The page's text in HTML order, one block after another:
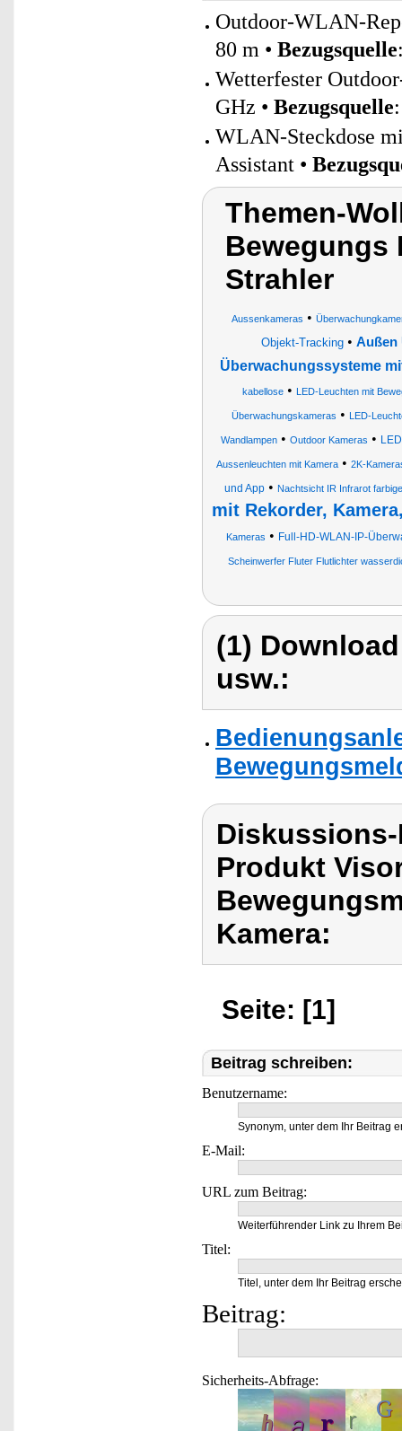
Outdoor-WLAN-
80 m • Bezugsquelle
Wetterfester
GHz • Bezugsquelle
WLAN-Steckdose
Assistant •
Themen-
Bewegungs
Strahler
Aussenkameras •
Objekt-Tracking• Außen
Überwachungssysteme
kabellose• LED-Leuchten mit
Überwachungskameras • LED-
Wandlampen• Outdoor Kameras •
Aussenleuchten mit Kamera• 2K-
und App • Nachtsicht IR Infrarot
mit Rekorder,
Kameras • Full-HD-WLAN-IP-
Scheinwerfer Fluter Flutlichter
(1)
usw.:
Produkt
Kamera:
Seite: [1]
Beitrag schreiben:
Benutzername:
Synonym, unter dem Ihr Beitrag
E-Mail:
URL zum Beitrag:
Weiterführender Link zu Ihrem
Titel:
Titel, unter dem Ihr Beitrag
Beitrag:
Sicherheits-Abfrage: